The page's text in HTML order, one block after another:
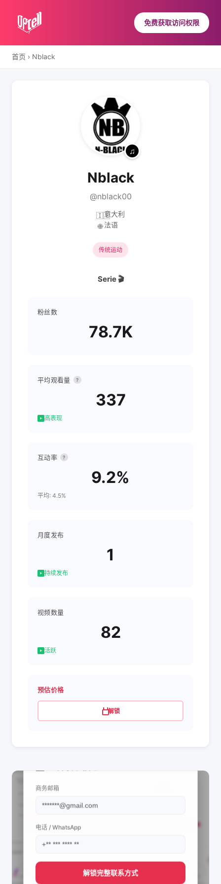
免费获取访问权限
首页 › Nblack
Nblack
@nblack00
🇮🇹意大利
🌐 法语
传统运动
Serie 🎬
粉丝数
78.7K
平均观看量 ?
337
高表现
互动率 ?
9.2%
平均: 4.5%
月度发布
1
持续发布
视频数量
82
活跃
预估价格
解锁
商务邮箱
电话 / WhatsApp
解锁完整联系方式